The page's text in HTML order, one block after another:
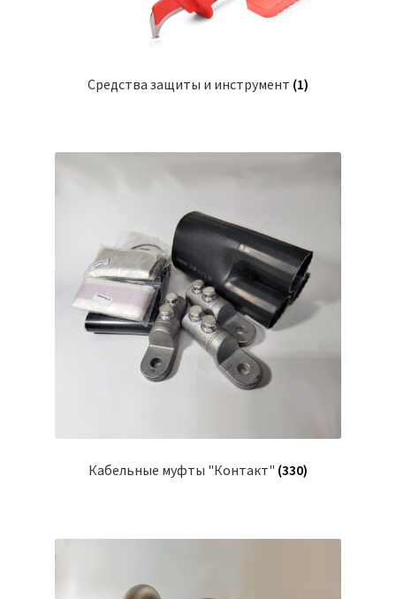
Средства защиты и инструмент (1)
Кабельные муфты "Контакт" (330)